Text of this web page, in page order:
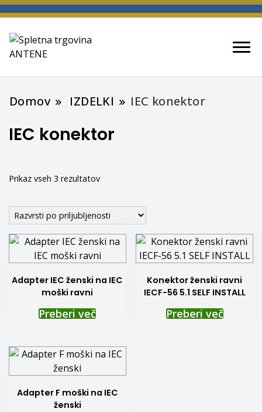
Domov IZDELKI IEC konektor
IEC konektor
Prikaz vseh 3 rezultatovRazvrščeno
priljubljenosti
Adapter IEC ženski na IEC
moški ravni
Preberi več
Konektor ženski ravni
IECF-56 5.1 SELF INSTALL
Preberi več
Adapter F moški na IEC
ženski